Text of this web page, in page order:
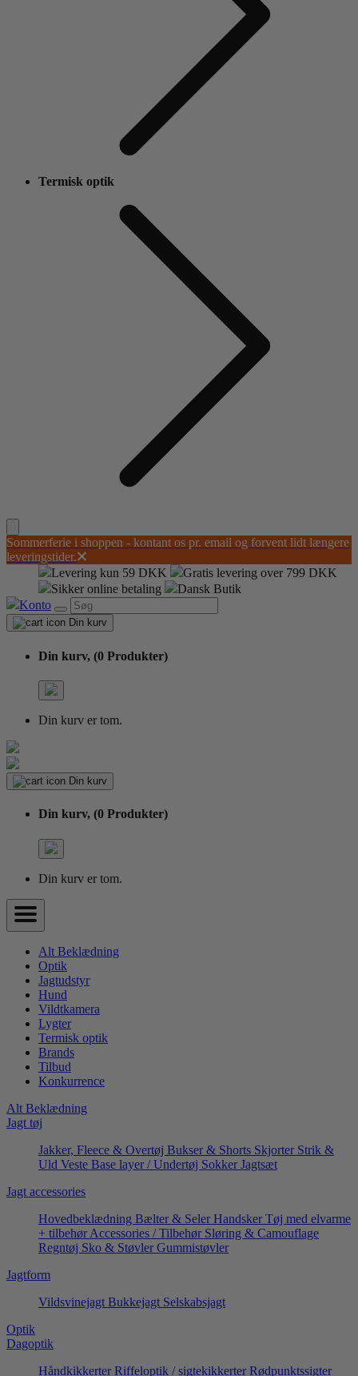
Termisk optik
Sommerferie i shoppen - kontant os pr. email og forvent lidt længere
leveringstider.
Levering kun 59 DKK
Gratis levering over 799 DKK
Sikker online betaling
Dansk Butik
Konto
Din kurv
Din kurv, (0 Produkter)
Din kurv er tom.
Din kurv
Din kurv, (0 Produkter)
Din kurv er tom.
Alt Beklædning
Optik
Jagtudstyr
Hund
Vildtkamera
Lygter
Termisk optik
Brands
Tilbud
Konkurrence
Alt Beklædning
Jagt tøj
Jakker, Fleece & Overtøj Bukser & Shorts Skjorter Strik &
Uld Veste Base layer / Undertøj Sokker Jagtsæt
Jagt accessories
Hovedbeklædning Bælter & Seler Handsker Tøj med elvarme
+ tilbehør Accessories / Tilbehør Sløring & Camouflage
Regntøj Sko & Støvler Gummistøvler
Jagtform
Vildsvinejagt Bukkejagt Selskabsjagt
Optik
Dagoptik
Håndkikkerter Riffeloptik / sigtekikkerter Rødpunktssigter